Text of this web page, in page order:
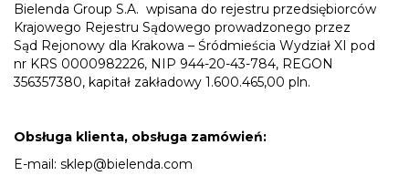
Bielenda Group S.A. wpisana do rejestru przedsiębiorców
Krajowego Rejestru Sądowego prowadzonego przez
Sąd Rejonowy dla Krakowa – Śródmieścia Wydział XI pod
nr KRS 0000982226, NIP 944-20-43-784, REGON
356357380, kapitał zakładowy 1.600.465,00 pln.
Obsługa klienta, obsługa zamówień:
E-mail: sklep@bielenda.com